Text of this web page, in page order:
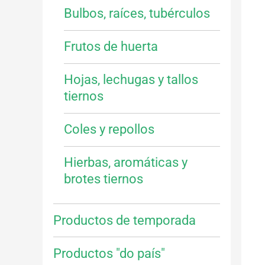
Bulbos, raíces, tubérculos
Frutos de huerta
Hojas, lechugas y tallos
tiernos
Coles y repollos
Hierbas, aromáticas y
brotes tiernos
Productos de temporada
Productos "do país"